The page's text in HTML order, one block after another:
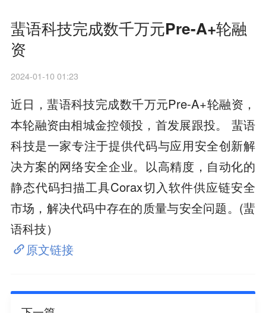
蜚语科技完成数千万元Pre-A+轮融
资
2024-01-10 01:23
近日，蜚语科技完成数千万元Pre-A+轮融资，
本轮融资由相城金控领投，首发展跟投。 蜚语
科技是一家专注于提供代码与应用安全创新解
决方案的网络安全企业。以高精度，自动化的
静态代码扫描工具Corax切入软件供应链安全
市场，解决代码中存在的质量与安全问题。(蜚
语科技）
原文链接